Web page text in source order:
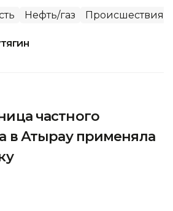
Нефть/газ Происшествия,
частного
в Атырау применяла